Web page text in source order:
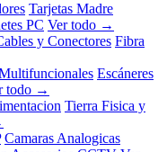
Tarjetas Madre
PC Ver todo →
y Conectores Fibra
Escáneres
todo →
Tierra Fisica y
Camaras Analogicas